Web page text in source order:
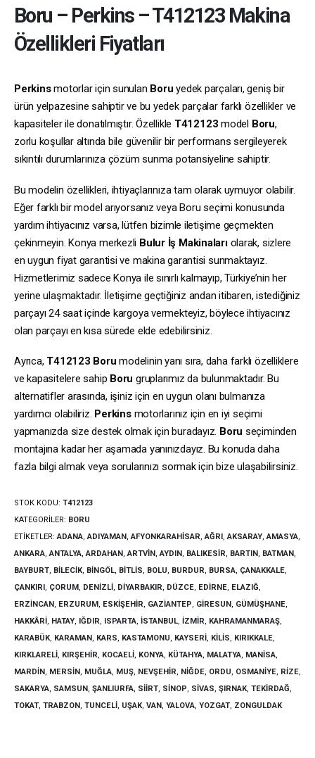
Boru – Perkins–T412123Makina
Özellikleri Fiyatları
Perkinsmotorlar için sunulan Boru yedek parçaları, geniş bir
ürün yelpazesine sahiptir ve bu yedek parçalar farklı özellikler ve
kapasiteler ile donatılmıştır. Özellikle T412123 model Boru,
zorlu koşullar altında bile güvenilir bir performans sergileyerek
sıkıntılı durumlarınıza çözüm sunma potansiyeline sahiptir.
Bu modelin özellikleri, ihtiyaçlarınıza tam olarak uymuyor olabilir.
Eğer farklı bir model arıyorsanız veya Boru seçimi konusunda
yardım ihtiyacınız varsa, lütfen bizimle iletişime geçmekten
çekinmeyin. Konya merkezli Bulur İş Makinalarıolarak, sizlere
en uygun fiyat garantisi ve makina garantisi sunmaktayız.
Hizmetlerimiz sadece Konya ile sınırlı kalmayıp, Türkiye’nin her
yerine ulaşmaktadır. İletişime geçtiğiniz andan itibaren, istediğiniz
parçayı 24 saat içinde kargoya vermekteyiz, böylece ihtiyacınız
olan parçayı en kısa sürede elde edebilirsiniz.
Ayrıca, T412123 Boru modelinin yanı sıra, daha farklı özelliklere
ve kapasitelere sahip Boru gruplarımız da bulunmaktadır. Bu
alternatifler arasında, işiniz için en uygun olanı bulmanıza
yardımcı olabiliriz. Perkinsmotorlarınız için en iyi seçimi
yapmanızda size destek olmak için buradayız. Boru seçiminden
montajına kadar her aşamada yanınızdayız. Bu konuda daha
fazla bilgi almak veya sorularınızı sormak için bize ulaşabilirsiniz.
STOK KODU: T412123
KATEGORILER: BORU
ETIKETLER:ADANA,ADIYAMAN,AFYONKARAHISAR,AĞRI,AKSARAY,AMASYA,
ANKARA,ANTALYA,ARDAHAN,ARTVIN,AYDIN, BALIKESIR, BARTIN, BATMAN,
BAYBURT, BILECIK, BINGÖL, BITLIS, BOLU, BURDUR, BURSA, ÇANAKKALE,
ÇANKIRI, ÇORUM, DENIZLI, DIYARBAKIR, DÜZCE, EDIRNE, ELAZIĞ,
ERZINCAN, ERZURUM, ESKIŞEHIR, GAZIANTEP, GIRESUN, GÜMÜŞHANE,
HAKKÂRI, HATAY, IĞDIR, ISPARTA, İSTANBUL, İZMIR, KAHRAMANMARAŞ,
KARABÜK, KARAMAN, KARS, KASTAMONU, KAYSERI, KILIS, KIRIKKALE,
KIRKLARELI, KIRŞEHIR, KOCAELI, KONYA, KÜTAHYA, MALATYA, MANISA,
MARDIN, MERSIN, MUĞLA, MUŞ, NEVŞEHIR, NIĞDE, ORDU, OSMANIYE, RIZE,
SAKARYA, SAMSUN, ŞANLIURFA, SIIRT, SINOP, SIVAS, ŞIRNAK, TEKIRDAĞ,
TOKAT, TRABZON, TUNCELI, UŞAK, VAN, YALOVA, YOZGAT, ZONGULDAK